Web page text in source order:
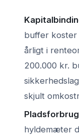
buffer
årligt i
200.000 kr.
skjult
hyldemæter